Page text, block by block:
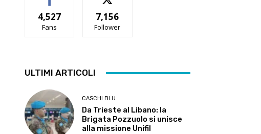
4,527
Fans
7,156
Follower
ULTIMI ARTICOLI
CASCHI BLU
Da Trieste al Libano: la
Brigata Pozzuolo si unisce
alla missione Unifil